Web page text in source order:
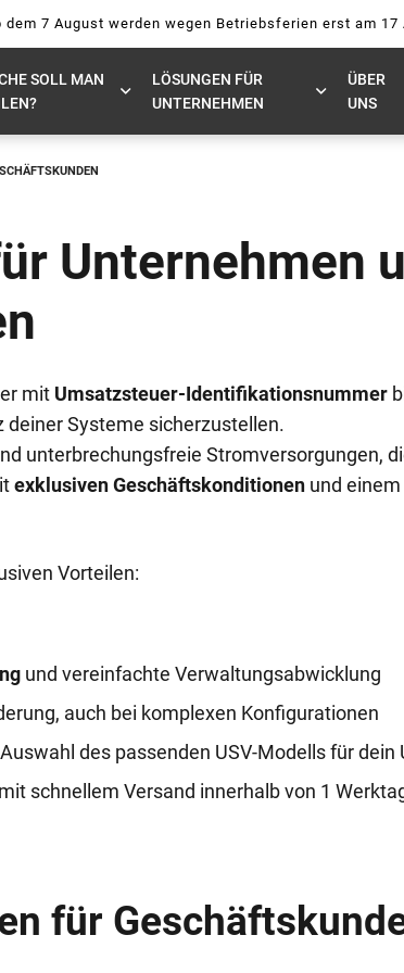
dem 7 August werden wegen Betriebsferien erst am 17
SOLL MAN
LÖSUNGEN FÜR
UNTERNEHMEN
ÜBER
UNS
Unternehmen
mit Umsatzsteuer-Identifikationsnummer
Systeme sicherzustellen.
unterbrechungsfreie Stromversorgungen,
exklusiven Geschäftskonditionen und
Vorteilen:
und vereinfachte Verwaltungsabwicklung
auch bei komplexen Konfigurationen
des passenden USV-Modells für dein
schnellem Versand innerhalb von 1
für